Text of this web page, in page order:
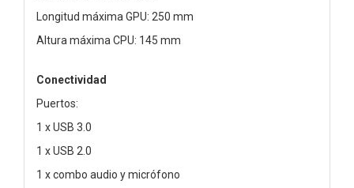
Longitud máxima GPU: 250 mm
Altura máxima CPU: 145 mm
Conectividad
Puertos:
1 x USB 3.0
1 x USB 2.0
1 x combo audio y micrófono